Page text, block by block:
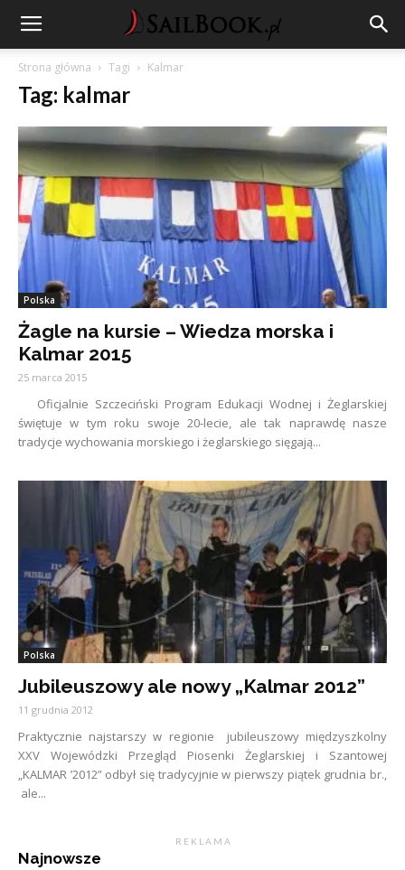
Strona główna Tagi Kalmar
Tag: kalmar
Polska
Żagle na kursie – Wiedza morska i
Kalmar 2015
25 marca 2015
Oficjalnie Szczeciński Program Edukacji Wodnej i Żeglarskiej
świętuje w tym roku swoje 20-lecie, ale tak naprawdę nasze
tradycje wychowania morskiego i żeglarskiego sięgają...
Polska
Jubileuszowy ale nowy „Kalmar 2012”
11 grudnia 2012
Praktycznie najstarszy w regionie jubileuszowy międzyszkolny
XXV Wojewódzki Przegląd Piosenki Żeglarskiej i Szantowej
„KALMAR ’2012” odbył się tradycyjnie w pierwszy piątek grudnia br.,
ale...
R E K L A M A
Najnowsze